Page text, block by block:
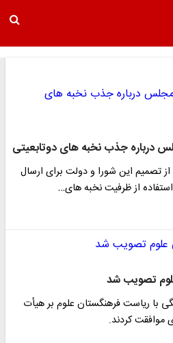
درباره جذب نخبه های دوتابعیتی
تصمیم این شورا و دولت برای ارسال
از ظرفیت نخبه های…
تصویب شد
با ریاست فرهنگستان علوم بر هیأت
موافقت کردند.